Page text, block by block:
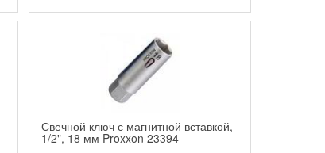
Свечной ключ с магнитной вставкой,
1/2", 18 мм Proxxon 23394